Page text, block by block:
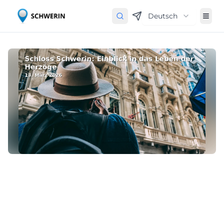
Deutsch